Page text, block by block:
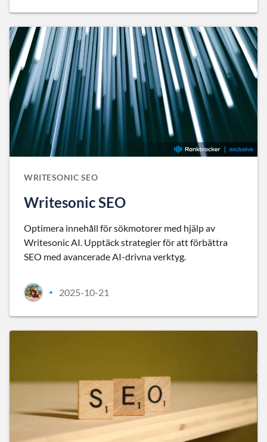
WRITESONIC SEO
Writesonic SEO
Optimera innehåll för sökmotorer med hjälp av
Writesonic AI. Upptäck strategier för att förbättra
SEO med avancerade AI-drivna verktyg.
• 2025-10-21